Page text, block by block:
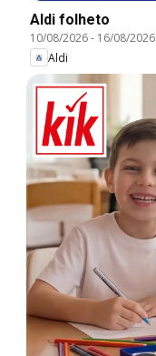
Aldi folheto
10/08/2026- 16/08/2026
Aldi